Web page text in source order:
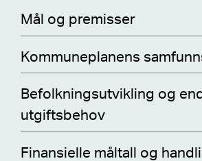
Mål og premisser
Kommuneplanens
Befolkningsutvikling og
utgiftsbehov
Finansielle måltall og